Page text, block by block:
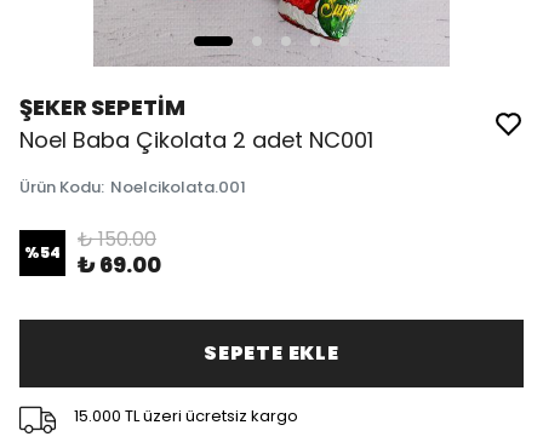
ŞEKER SEPETİM
Noel Baba Çikolata 2 adet NC001
Ürün Kodu: Noelcikolata.001
%54 ₺ 150.00
₺ 69.00
SEPETE EKLE
15.000 TL üzeri ücretsiz kargo